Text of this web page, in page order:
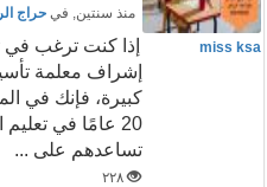
منذ سنتين, في حراج
miss ksa
إذا كنت ترغب
إشراف معلمة
كبيرة، فإنك في
20 عامًا في
تساعدهم على ...
٢٢٨